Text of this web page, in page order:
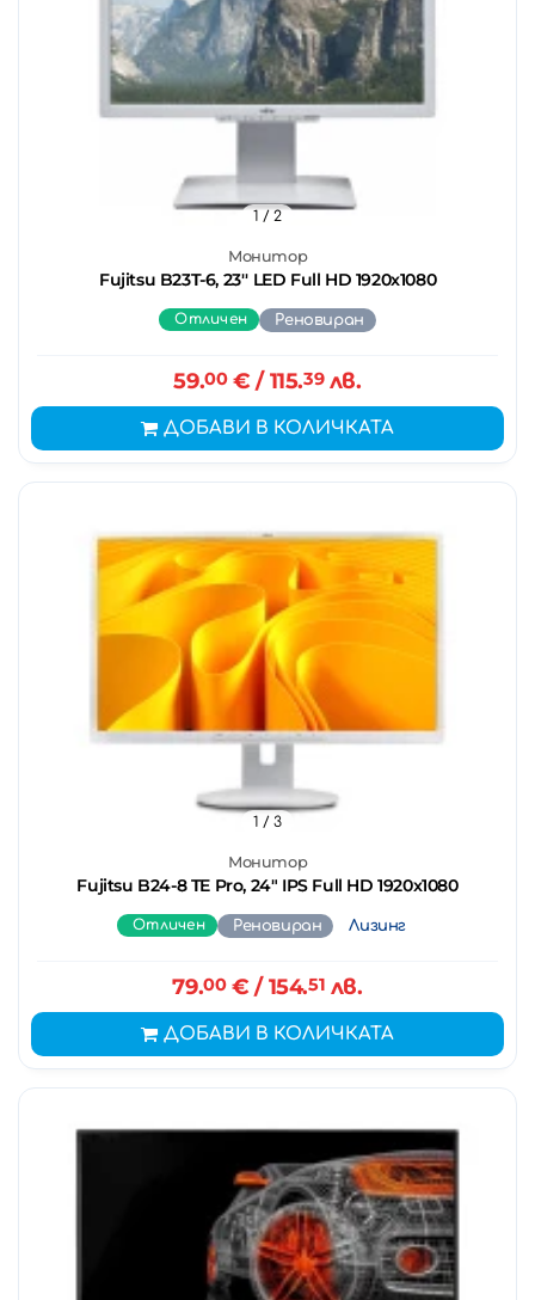
Монитор
Fujitsu B23T-6, 23'' LED Full HD 1920x1080
1 / 2
Отличен Реновиран
59.00€ / 115.39лв.
ДОБАВИ В КОЛИЧКАТА
Монитор
Fujitsu B24-8 TE Pro, 24" IPS Full HD 1920x1080
1 / 3
Отличен Реновиран Лизинг
79.00€ / 154.51 лв.
ДОБАВИ В КОЛИЧКАТА